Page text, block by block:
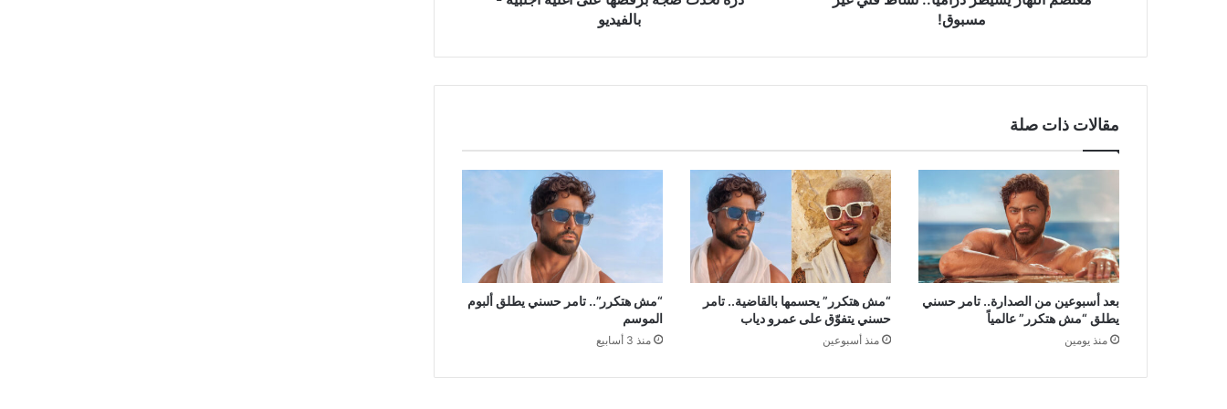
مسبوق!
بالفيديو
مقالات ذات صلة
بعد أسبوعين من الصدارة.. تامر حسني
يطلق “مش هتكرر” عالمياً
منذ يومين
“مش هتكرر” يحسمها بالقاضية.. تامر
حسني يتفوّق على عمرو دياب
منذ أسبوعين
“مش هتكرر”.. تامر حسني يطلق ألبوم
الموسم
منذ 3 أسابيع